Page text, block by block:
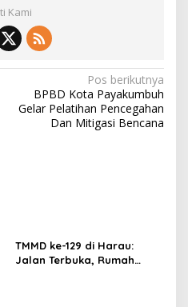
Kami
Pos berikutnya
BPBD Kota Payakumbuh
Gelar Pelatihan Pencegahan
Dan Mitigasi Bencana
TMMD ke-129 di Harau:
Jalan Terbuka, Rumah